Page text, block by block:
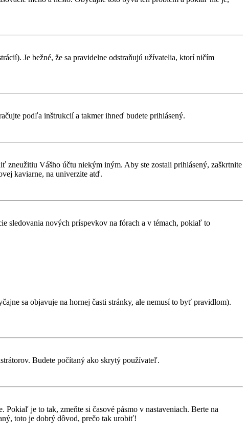
Je bežné, že sa pravidelne odstraňujú užívatelia, ktorí ničím
podľa inštrukcií a takmer ihneď budete prihlásený.
zneužitiu Vášho účtu niekým iným. Aby ste zostali prihlásený, zaškrtnite
kaviarne, na univerzite atď.
sledovania nových príspevkov na fórach a v témach, pokiaľ to
sa objavuje na hornej časti stránky, ale nemusí to byť pravidlom).
Budete počítaný ako skrytý používateľ.
je to tak, zmeňte si časové pásmo v nastaveniach. Berte na
toto je dobrý dôvod, prečo tak urobiť!